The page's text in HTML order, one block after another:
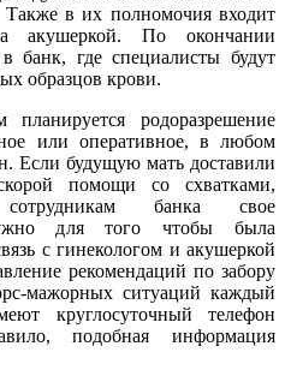
в их полномочия входит
акушеркой. По окончании
банк, где специалисты будут
образцов крови.
родоразрешение
или оперативное, в любом
Если будущую мать доставили
помощи со схватками,
банка свое
для того чтобы была
с гинекологом и акушеркой
рекомендаций по забору
мажорных ситуаций каждый
круглосуточный телефон
подобная информация